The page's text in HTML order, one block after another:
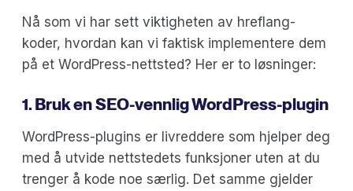
Nå som vi har sett viktigheten av hreflang-
koder, hvordan kan vi faktisk implementere dem
på et WordPress-nettsted? Her er to løsninger:
1. Bruk en SEO-vennlig WordPress-plugin
WordPress-plugins er livreddere som hjelper deg
med å utvide nettstedets funksjoner uten at du
trenger å kode noe særlig. Det samme gjelder